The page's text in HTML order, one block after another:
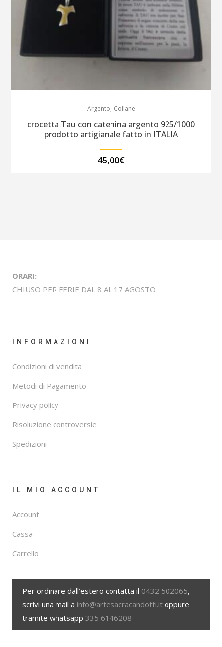
Argento, Collane
crocetta Tau con catenina argento 925/1000
prodotto artigianale fatto in ITALIA
45,00€
ORARI:
CHIUSO PER FERIE DAL 8 AL 17 AGOSTO
INFORMAZIONI
Condizioni di vendita
Metodi di Pagamento
Privacy policy
Risoluzione controversie
Spedizioni
IL MIO ACCOUNT
Account
Cassa
Carrello
Per ordinare dall’estero contatta il 0432 502065,
scrivi una mail a info@artesacracandotti.it oppure
tramite whatsapp 335 6146208